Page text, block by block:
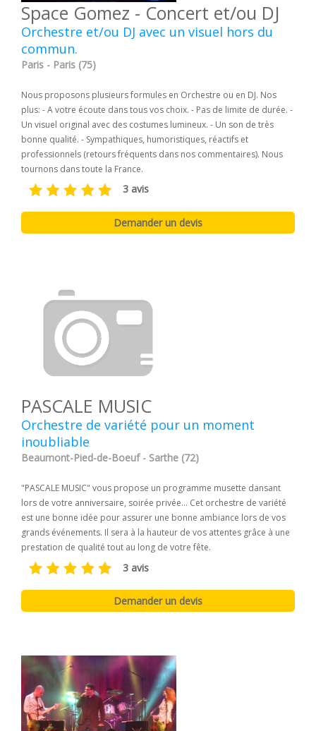
Space Gomez - Concert et/ou DJ
Orchestre et/ou DJ avec un visuel hors du
commun.
Paris - Paris (75)
Nous proposons plusieurs formules en Orchestre ou en DJ. Nos
plus: - A votre écoute dans tous vos choix. - Pas de limite de durée. -
Un visuel original avec des costumes lumineux. - Un son de très
bonne qualité. - Sympathiques, humoristiques, réactifs et
professionnels (retours fréquents dans nos commentaires). Nous
tournons dans toute la France.
3 avis
PASCALE MUSIC
Orchestre de variété pour un moment
inoubliable
Beaumont-Pied-de-Boeuf - Sarthe (72)
"PASCALE MUSIC" vous propose un programme musette dansant
lors de votre anniversaire, soirée privée... Cet orchestre de variété
est une bonne idée pour assurer une bonne ambiance lors de vos
grands événements. Il sera à la hauteur de vos attentes grâce à une
prestation de qualité tout au long de votre fête.
3 avis